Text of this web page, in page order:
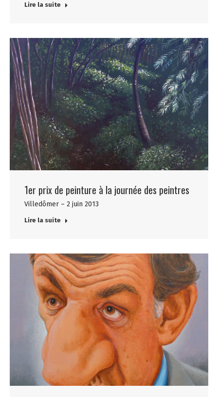
Lire la suite
1er prix de peinture à la journée des peintres
Villedômer – 2 juin 2013
Lire la suite